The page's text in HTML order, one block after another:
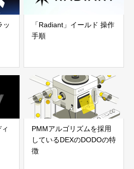
ッ
「Radiant」イールド 操作
手順
PMMアルゴリズムを採用
しているDEXのDODOの特
徴